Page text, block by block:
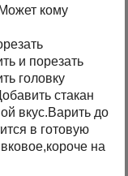
кому
и порезать
головку
стакан
вкус.Варить до
в готовую
на